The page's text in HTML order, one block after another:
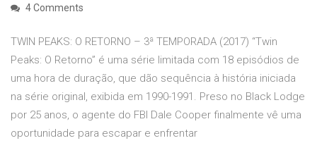
4 Comments
TWIN PEAKS: O RETORNO – 3ª TEMPORADA (2017) “Twin
Peaks: O Retorno” é uma série limitada com 18 episódios de
uma hora de duração, que dão sequência à história iniciada
na série original, exibida em 1990-1991. Preso no Black Lodge
por 25 anos, o agente do FBI Dale Cooper finalmente vê uma
oportunidade para escapar e enfrentar